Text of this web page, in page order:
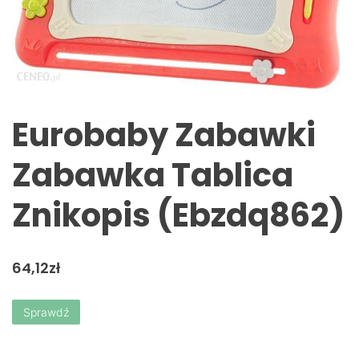
Eurobaby Zabawki
Zabawka Tablica
Znikopis (Ebzdq862)
64,12zł
Sprawdź